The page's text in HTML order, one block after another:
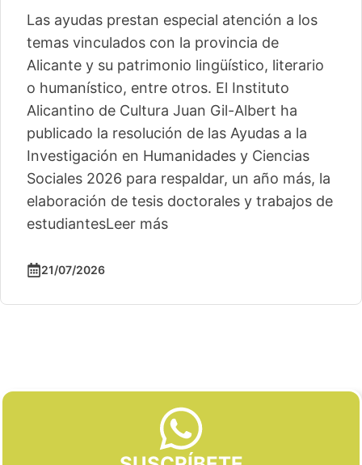
Las ayudas prestan especial atención a los
temas vinculados con la provincia de
Alicante y su patrimonio lingüístico, literario
o humanístico, entre otros. El Instituto
Alicantino de Cultura Juan Gil-Albert ha
publicado la resolución de las Ayudas a la
Investigación en Humanidades y Ciencias
Sociales 2026 para respaldar, un año más, la
elaboración de tesis doctorales y trabajos de
estudiantesLeer más
21/07/2026